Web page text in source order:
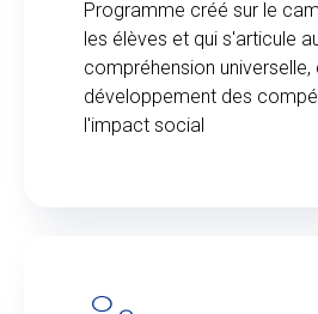
Programme créé sur le
les élèves et qui s'articule
compréhension universelle,
développement des
l'impact social